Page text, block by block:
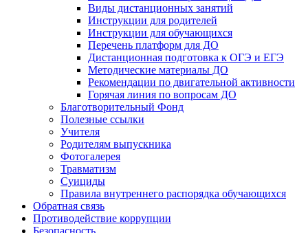
Виды дистанционных занятий
Инструкции для родителей
Инструкции для обучающихся
Перечень платформ для ДО
Дистанционная подготовка к ОГЭ и ЕГЭ
Методические материалы ДО
Рекомендации по двигательной активности
Горячая линия по вопросам ДО
Благотворительный Фонд
Полезные ссылки
Учителя
Родителям выпускника
Фотогалерея
Травматизм
Суициды
Правила внутреннего распорядка обучающихся
Обратная связь
Противодействие коррупции